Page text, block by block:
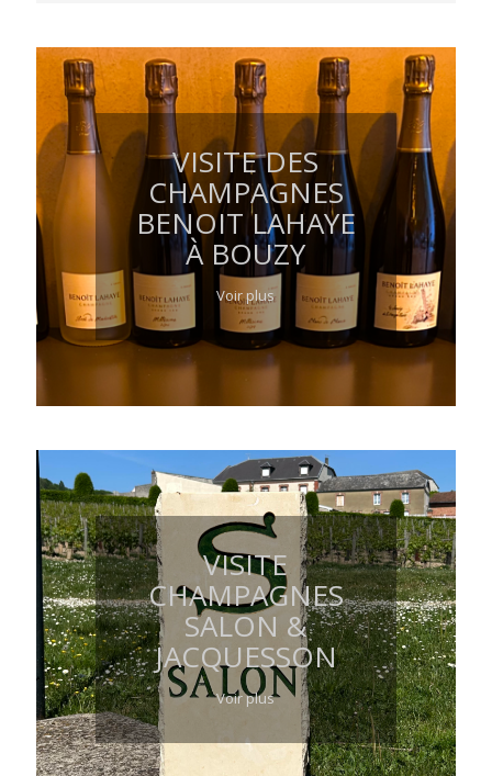
VISITE DES
CHAMPAGNES
BENOIT LAHAYE
À BOUZY
Voir plus
VISITE
CHAMPAGNES
SALON &
JACQUESSON
Voir plus